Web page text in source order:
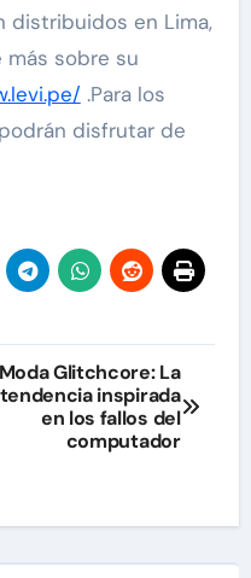
distribuidos en Lima,
más sobre su
.Para los
disfrutar de
Moda Glitchcore: La
tendencia inspirada
en los fallos del
computador